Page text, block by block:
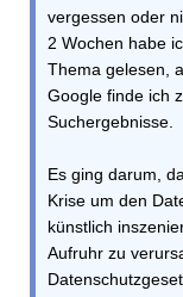
vergessen oder
2 Wochen habe
Thema gelesen,
Google finde ich
Suchergebnisse.
Es ging darum,
Krise um den
künstlich
Aufruhr zu